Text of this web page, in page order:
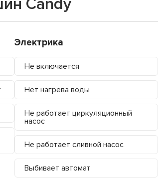
Candy
Электрика
Не включается
Нет нагрева воды
Не работает циркуляционный
насос
Не работает сливной насос
Выбивает автомат